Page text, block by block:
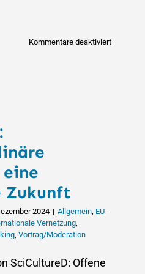
Kommentare deaktiviertfür
Zukunft
2024 | Allgemein, EU-
Vernetzung,
, Vortrag/Moderation
SciCultureD: Offene